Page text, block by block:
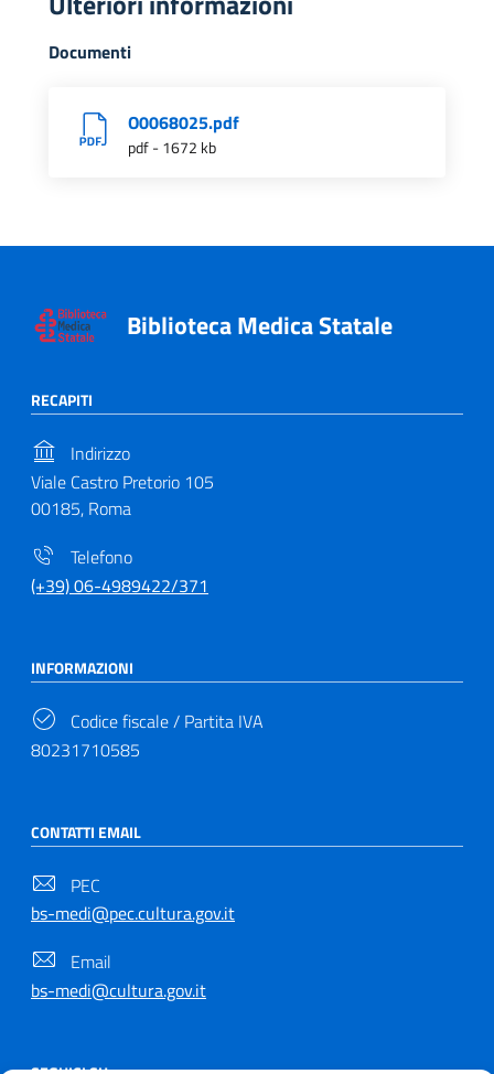
Documenti
O0068025.pdf
pdf - 1672 kb
Biblioteca Medica Statale
RECAPITI
Indirizzo
Viale Castro Pretorio 105
00185, Roma
Telefono
(+39) 06-4989422/371
INFORMAZIONI
Codice fiscale / Partita IVA
80231710585
CONTATTI EMAIL
PEC
bs-medi@pec.cultura.gov.it
Email
bs-medi@cultura.gov.it